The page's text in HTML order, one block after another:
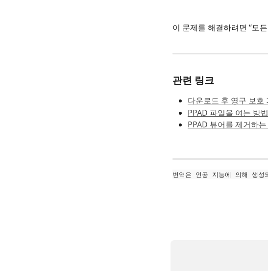
이 문제를 해결하려면 “모
관련 링크
다운로드 후 영구 보호
PPAD 파일을 여는 방법
PPAD 뷰어를 제거하
번역은 인공 지능에 의해 생성